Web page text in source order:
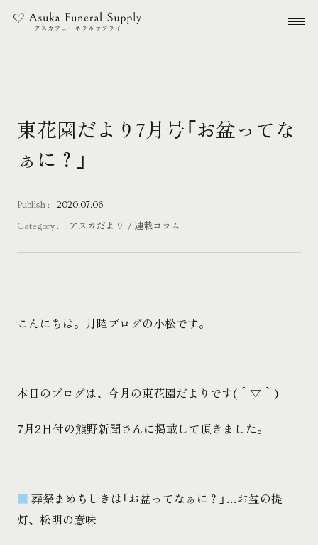
メ
東花園だより7月号「お盆ってな
ぁに？」
Publish : 2020.07.06
Category : アスカだより 連載コラム
こんにちは。月曜ブログの小松です。
本日のブログは、今月の東花園だよりです( ´ ▽ ` )
7月2日付の熊野新聞さんに掲載して頂きました。
■ 葬祭まめちしきは「お盆ってなぁに？」…お盆の提
灯、松明の意味